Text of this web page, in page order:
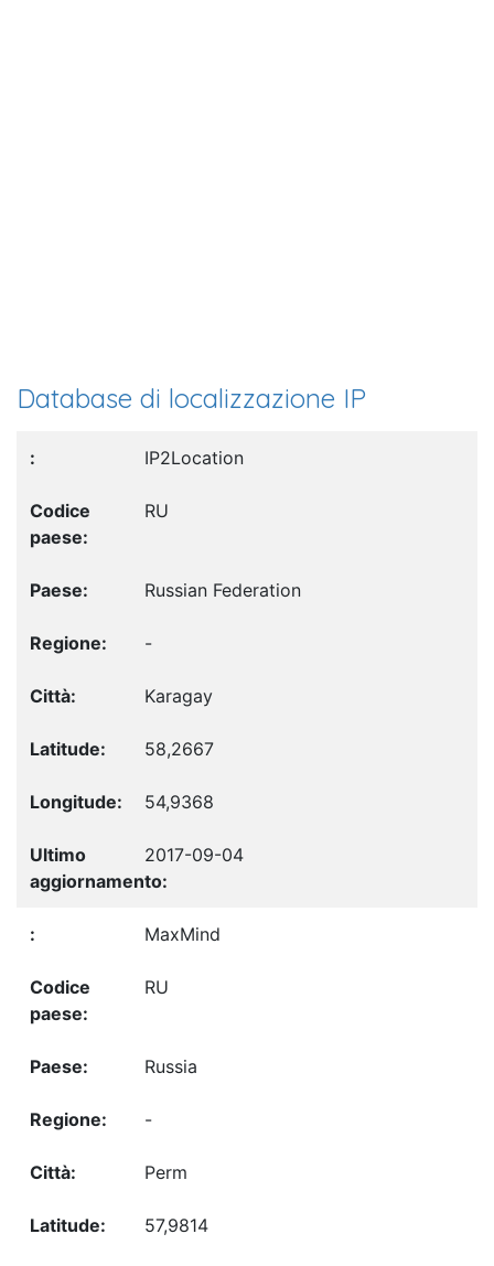
Database di localizzazione IP
IP2Location
RU
Russian Federation
-
Karagay
58,2667
54,9368
2017-09-04
MaxMind
RU
Russia
-
Perm
57,9814